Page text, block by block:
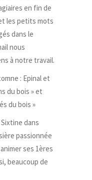
en fin de
les petits mots
dans le
nous
à notre travail.
: Epinal et
du bois » et
du bois »
Sixtine dans
passionnée
ses 1ères
beaucoup de